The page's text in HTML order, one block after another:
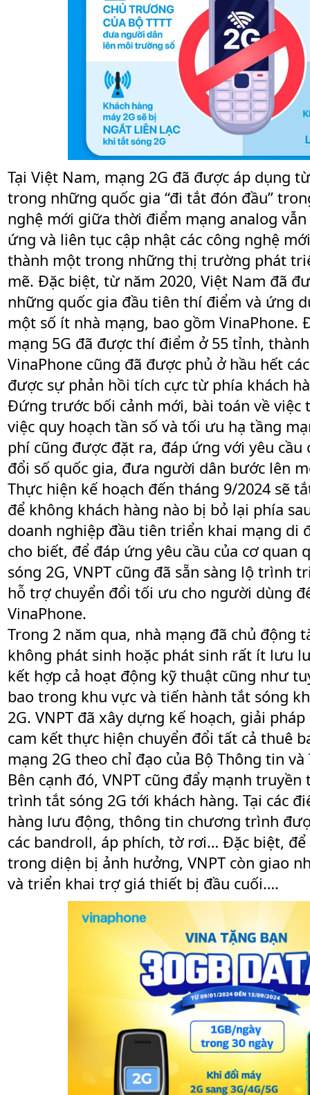
Tại Việt Nam, mạng 2G đã được áp dụng
trong những quốc gia “đi tắt đón đầu”
nghệ mới giữa thời điểm mạng analog
ứng và liên tục cập nhật các công nghệ
thành một trong những thị trường phát
mẽ. Đặc biệt, từ năm 2020, Việt Nam đã
những quốc gia đầu tiên thí điểm và ứng
một số ít nhà mạng, bao gồm VinaPhone.
mạng 5G đã được thí điểm ở 55 tỉnh,
VinaPhone cũng đã được phủ ở hầu hết
được sự phản hồi tích cực từ phía khách
Đứng trước bối cảnh mới, bài toán về việc
việc quy hoạch tần số và tối ưu hạ tầng
phí cũng được đặt ra, đáp ứng với yêu cầu
đổi số quốc gia, đưa người dân bước lên
Thực hiện kế hoạch đến tháng 9/2024 sẽ
để không khách hàng nào bị bỏ lại phía
doanh nghiệp đầu tiên triển khai mạng di
cho biết, để đáp ứng yêu cầu của cơ quan
sóng 2G, VNPT cũng đã sẵn sàng lộ trình
hỗ trợ chuyển đổi tối ưu cho người dùng
VinaPhone.
Trong 2 năm qua, nhà mạng đã chủ động
không phát sinh hoặc phát sinh rất ít lưu
kết hợp cả hoạt động kỹ thuật cũng như
bao trong khu vực và tiến hành tắt sóng
2G. VNPT đã xây dựng kế hoạch, giải
cam kết thực hiện chuyển đổi tất cả thuê
mạng 2G theo chỉ đạo của Bộ Thông tin
Bên cạnh đó, VNPT cũng đẩy mạnh
trình tắt sóng 2G tới khách hàng. Tại các
hàng lưu động, thông tin chương trình
các bandroll, áp phích, tờ rơi… Đặc biệt,
trong diện bị ảnh hưởng, VNPT còn giao
và triển khai trợ giá thiết bị đầu cuối….